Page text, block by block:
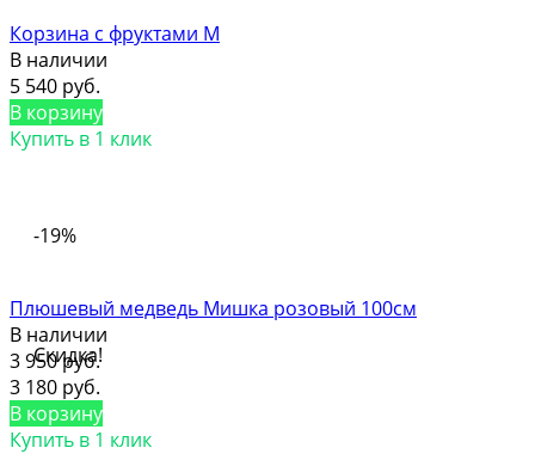
Корзина с фруктами M
В наличии
5 540 руб.
В корзину
Купить в 1 клик
-19%
Скидка!
Плюшевый медведь Мишка розовый 100см
В наличии
3 950 руб.
3 180 руб.
В корзину
Купить в 1 клик